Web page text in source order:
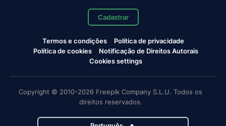
Cadastrar
Termos e condições
Política de privacidade
Política de cookies
Notificação de Direitos Autorais
Cookies settings
Copyright © 2010-2026 Freepik Company S.L.U. Todos os
direitos reservados.